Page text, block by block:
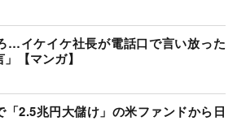
…イケイケ社長が電話口で言い放った
【マンガ】
「2.5兆円大儲け」の米ファンドから日